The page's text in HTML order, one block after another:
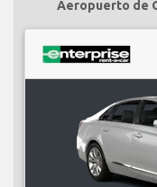
Aeropuerto de